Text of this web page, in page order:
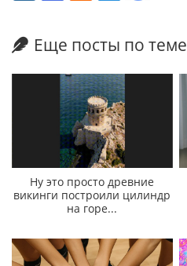
Еще посты по теме
Ну это просто древние
викинги построили цилиндр
на горе...